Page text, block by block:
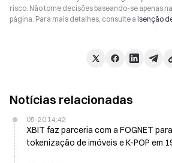
risco. Não tome decisões baseando-se apenas
página. Para mais detalhes, consulte a Isenção
Notícias relacionadas
05-20 14:42
XBIT faz parceria com a FOGNET
tokenização de imóveis e K-POP em